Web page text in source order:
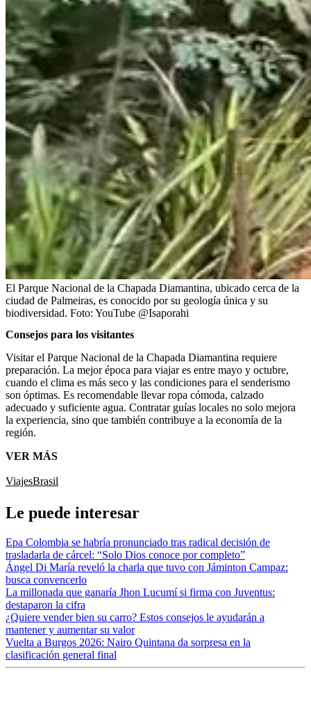
El Parque Nacional de la Chapada Diamantina, ubicado cerca de la
ciudad de Palmeiras, es conocido por su geología única y su
biodiversidad. Foto: YouTube @Isaporahi
Consejos para los visitantes
Visitar el Parque Nacional de la Chapada Diamantina requiere
preparación. La mejor época para viajar es entre mayo y octubre,
cuando el clima es más seco y las condiciones para el senderismo
son óptimas. Es recomendable llevar ropa cómoda, calzado
adecuado y suficiente agua. Contratar guías locales no solo mejora
la experiencia, sino que también contribuye a la economía de la
región.
VER MÁS
ViajesBrasil
Le puede interesar
Epa Colombia se habría pronunciado tras radical decisión de
trasladarla de cárcel: “Solo Dios conoce por completo”
Ángel Di María reveló la charla que tuvo con Jáminton Campaz:
busca convencerlo
La millonada que ganaría Jhon Lucumí si firma con Juventus:
destaparon la cifra
¿Quiere vender bien su carro? Estos consejos le ayudarán a
mantener y aumentar su valor
Vuelta a Burgos 2026: Nairo Quintana da sorpresa en la
clasificación general final